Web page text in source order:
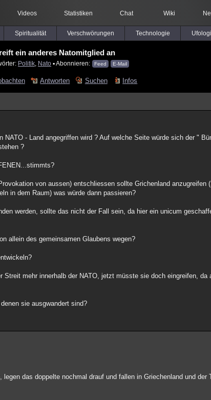
Videos Statistiken Chat Wiki
Spiritualität Verschwörungen Technologie
ein anderes Natomitglied an
Politik Nato ▪ Abonnieren: Feed E-Mail
Antworten Suchen Infos
NATO - Land angegriffen wird ? Auf welche Seite würde sich der "
?
von aussen) entschliessen sollte Grichenland anzugreifen
in dem Raum) was würde dann passieren?
werden, sollte das nicht der Fall sein, da hier ein unicum
allein des gemeinsamen Glaubens wegen?
mehr innerhalb der NATO, jetzt müsste sie doch eingreifen, da
sie ausgwandert sind?
das doppelte nochmal drauf und fallen in Griechenland und der